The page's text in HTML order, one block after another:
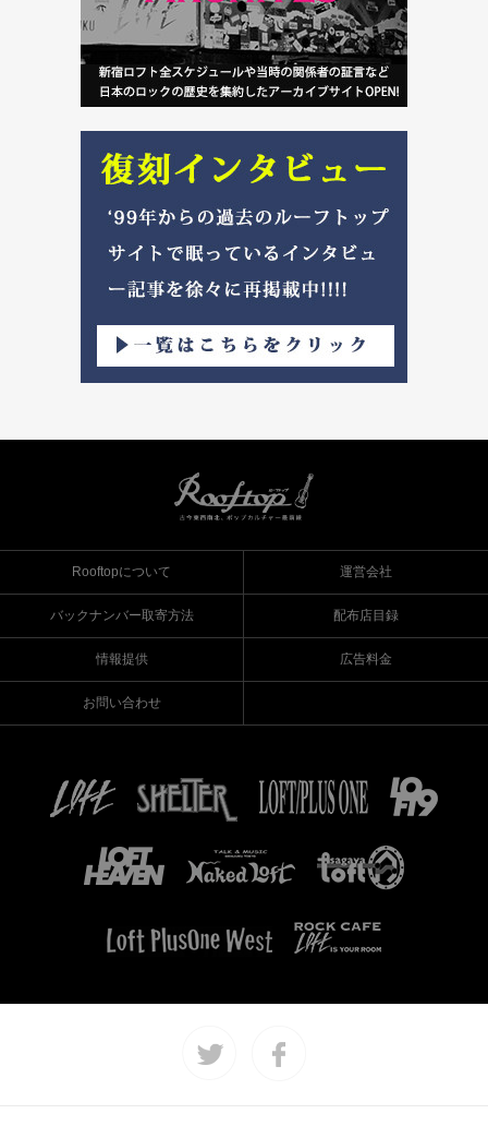
Rooftopについて 運営会社
バックナンバー取寄方法 配布店目録
情報提供 広告料金
お問い合わせ